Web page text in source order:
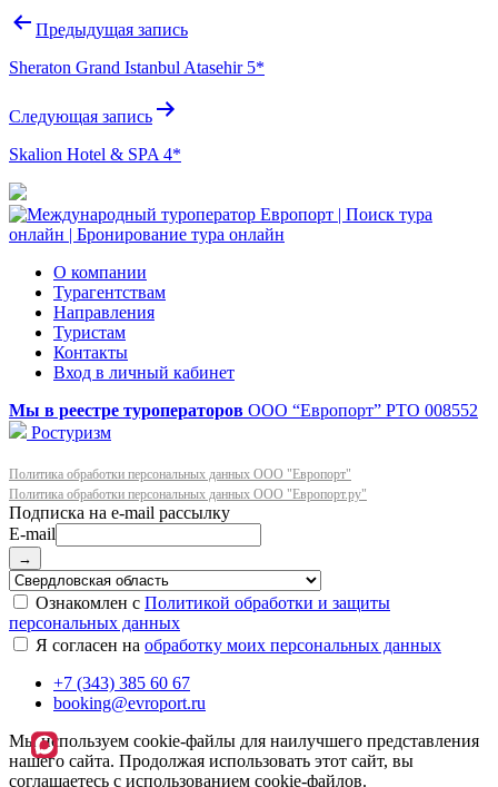
Навигация
записям
Предыдущая запись
Sheraton Grand Istanbul Atasehir 5*
Следующая запись
Skalion Hotel & SPA 4*
О компании
Турагентствам
Направления
Туристам
Контакты
Вход в личный кабинет
Мы в реестре туроператоров ООО “Европорт” РТО 008552
Ростуризм
Политика обработки персональных данных ООО "Европорт"
Политика обработки персональных данных ООО "Европорт.ру"
E-mail
→
Ознакомлен с Политикой обработки и защиты
персональных данных
Я согласен на обработку моих персональных данных
+7 (343) 385 60 67
booking@evroport.ru
Мы используем cookie-файлы для наилучшего представления
нашего сайта. Продолжая использовать этот сайт, вы
соглашаетесь с использованием cookie-файлов.